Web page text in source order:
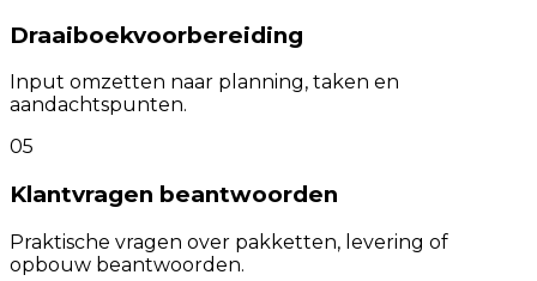
Draaiboekvoorbereiding
Input omzetten naar planning, taken en
aandachtspunten.
05
Klantvragen beantwoorden
Praktische vragen over pakketten, levering of
opbouw beantwoorden.